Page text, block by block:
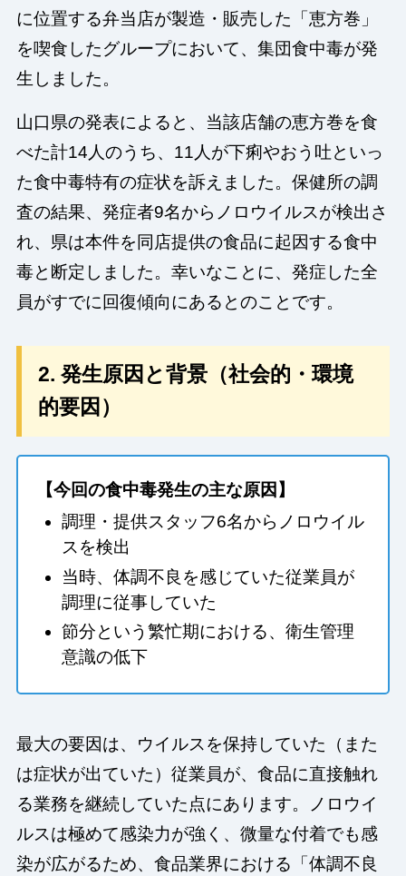
に位置する弁当店が製造・販売した「恵方巻」
を喫食したグループにおいて、集団食中毒が発
生しました。
山口県の発表によると、当該店舗の恵方巻を食
べた計14人のうち、11人が下痢やおう吐といっ
た食中毒特有の症状を訴えました。保健所の調
査の結果、発症者9名からノロウイルスが検出さ
れ、県は本件を同店提供の食品に起因する食中
毒と断定しました。幸いなことに、発症した全
員がすでに回復傾向にあるとのことです。
2. 発生原因と背景（社会的・環境
的要因）
【今回の食中毒発生の主な原因】
調理・提供スタッフ6名からノロウイル
スを検出
当時、体調不良を感じていた従業員が
調理に従事していた
節分という繁忙期における、衛生管理
意識の低下
最大の要因は、ウイルスを保持していた（また
は症状が出ていた）従業員が、食品に直接触れ
る業務を継続していた点にあります。ノロウイ
ルスは極めて感染力が強く、微量な付着でも感
染が広がるため、食品業界における「体調不良